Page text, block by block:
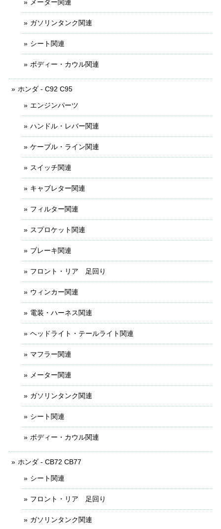
メーター関連
ガソリンタンク関連
シート関連
ボディー・カウル関連
ホンダ - C92 C95
エンジンパーツ
ハンドル・レバー関連
ケーブル・ライン関連
スイッチ関連
キャブレター関連
フィルター関連
スプロケット関連
ブレーキ関連
フロント・リア 足回り
ウィンカー関連
電装・ハーネス関連
ヘッドライト・テールライト関連
マフラー関連
メーター関連
ガソリンタンク関連
シート関連
ボディー・カウル関連
ホンダ - CB72 CB77
シート関連
フロント・リア 足回り
ガソリンタンク関連